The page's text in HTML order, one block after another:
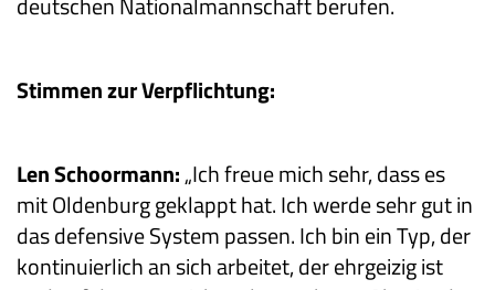
Stimmen zur Verpflichtung:
Len Schoormann:„Ich freue mich sehr, dass es
mit Oldenburg geklappt hat. Ich werde sehr gut in
das defensive System passen. Ich bin ein Typ, der
kontinuierlich an sich arbeitet, der ehrgeizig ist